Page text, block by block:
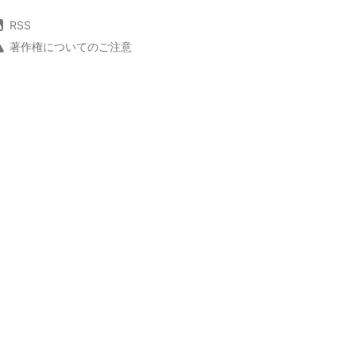
RSS
著作権についてのご注意